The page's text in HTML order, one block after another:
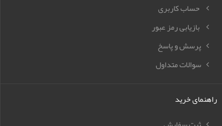
حساب کاربری
بازیابی رمز عبور
پرسش و پاسخ
سوالات متداول
راهنمای خرید